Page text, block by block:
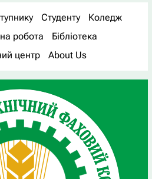
Студенту
Коледж
робота
Бібліотека
центр About Us